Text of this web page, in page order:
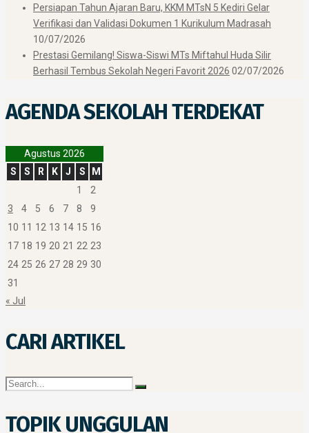
Persiapan Tahun Ajaran Baru, KKM MTsN 5 Kediri Gelar
Verifikasi dan Validasi Dokumen 1 Kurikulum Madrasah
10/07/2026
Prestasi Gemilang! Siswa-Siswi MTs Miftahul Huda Silir
Berhasil Tembus Sekolah Negeri Favorit 2026 02/07/2026
AGENDA SEKOLAH TERDEKAT
Agustus 2026
S
S R K J S
M
1
2
3
4 5 6 7 8
9
10 11 12 13 14 15 16
17 18 19 20 21 22 23
24 25 26 27 28 29 30
31
« Jul
CARI ARTIKEL
TOPIK UNGGULAN